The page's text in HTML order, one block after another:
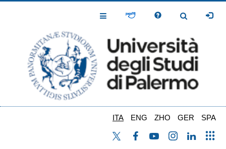
Toggle
Toggle
ITA ENG ZHO GER SPA